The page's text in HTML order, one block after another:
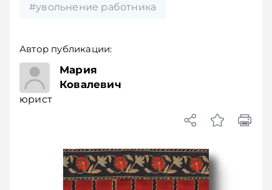
#увольнение работника
Автор публикации:
юрист
Мария
Ковалевич
юрист